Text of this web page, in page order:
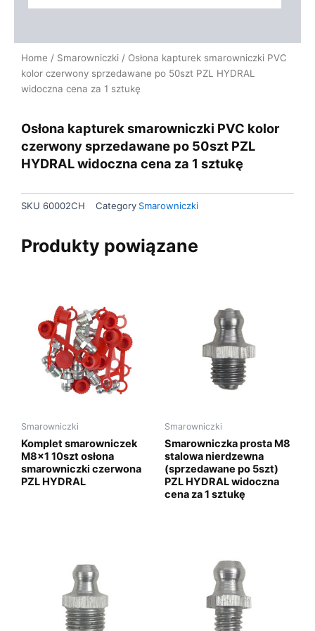
Home / Smarowniczki / Osłona kapturek smarowniczki PVC
kolor czerwony sprzedawane po 50szt PZL HYDRAL
widoczna cena za 1 sztukę
Osłona kapturek smarowniczki PVC kolor
czerwony sprzedawane po 50szt PZL
HYDRAL widoczna cena za 1 sztukę
SKU 60002CH Category Smarowniczki
Produkty powiązane
Smarowniczki
Komplet smarowniczek
M8x1 10szt osłona
smarowniczki czerwona
PZL HYDRAL
Smarowniczki
Smarowniczka prosta M8
stalowa nierdzewna
(sprzedawane po 5szt)
PZL HYDRAL widoczna
cena za 1 sztukę